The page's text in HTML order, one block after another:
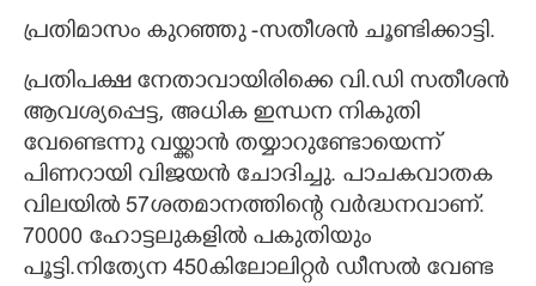
പ്രതിമാസം കുറഞ്ഞു -സതീശൻ ചൂണ്ടിക്കാട്ടി.
പ്രതിപക്ഷ നേതാവായിരിക്കെ വി.ഡി സതീശൻ
ആവശ്യപ്പെട്ട, അധിക ഇന്ധന നികുതി
വേണ്ടെന്നു വയ്ക്കാൻ തയ്യാറുണ്ടോയെന്ന്
പിണറായി വിജയൻ ചോദിച്ചു. പാചകവാതക
വിലയിൽ 57ശതമാനത്തിന്റെ വർദ്ധനവാണ്.
70000 ഹോട്ടലുകളിൽ പകുതിയും
പൂട്ടി.നിത്യേന 450കിലോലിറ്റർ ഡീസൽ വേണ്ട